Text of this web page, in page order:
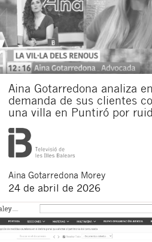
Aina Gotarredona analiza
demanda de sus clientes
una villa en Puntiró por
Aina Gotarredona Morey
24 de abril de 2026